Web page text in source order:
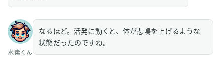
水素くん
なるほど。活発に動くと、体が悲鳴を上げるような
状態だったのですね。